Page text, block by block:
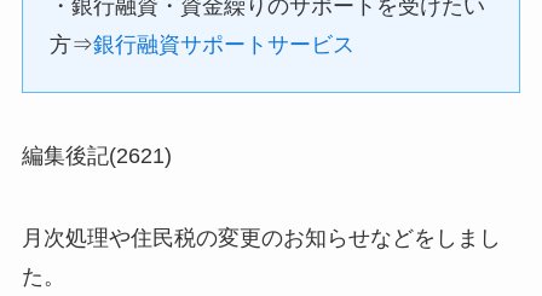
・銀行融資・資金繰りのサポートを受けたい
方⇒銀行融資サポートサービス
編集後記(2621)
月次処理や住民税の変更のお知らせなどをしまし
た。